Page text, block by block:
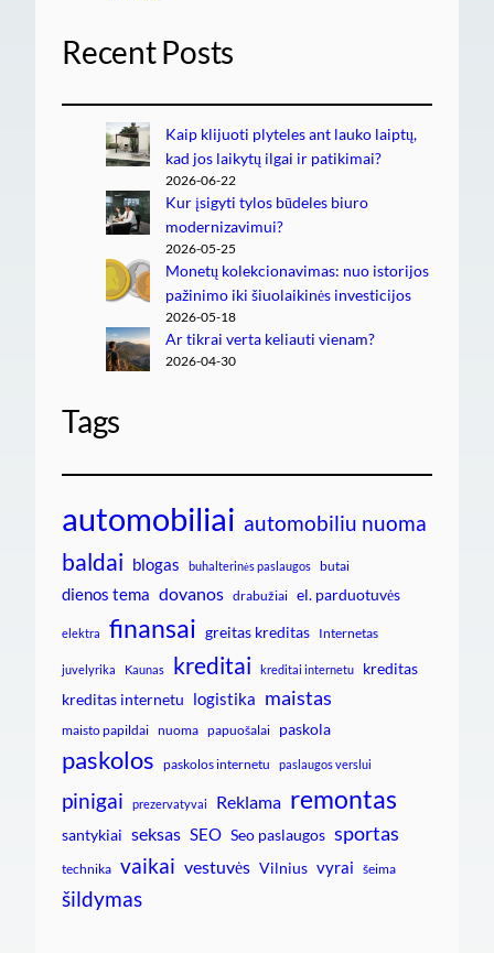
Recent Posts
Kaip klijuoti plyteles ant lauko laiptų,
kad jos laikytų ilgai ir patikimai?
2026-06-22
Kur įsigyti tylos būdeles biuro
modernizavimui?
2026-05-25
Monetų kolekcionavimas: nuo istorijos
pažinimo iki šiuolaikinės investicijos
2026-05-18
Ar tikrai verta keliauti vienam?
2026-04-30
Tags
automobiliai automobiliu nuoma
baldai blogas buhalterinės paslaugos butai
dienos tema dovanos drabužiai el. parduotuvės
elektra finansai greitas kreditas Internetas
juvelyrika Kaunas kreditai kreditai internetu
kreditas
kreditas internetu logistika maistas
maisto papildai nuoma papuošalai paskola
paskolos paskolos internetu paslaugos verslui
pinigai prezervatyvai Reklama remontas
santykiai seksas SEO Seo paslaugos sportas
technika vaikai vestuvės Vilnius vyrai šeima
šildymas